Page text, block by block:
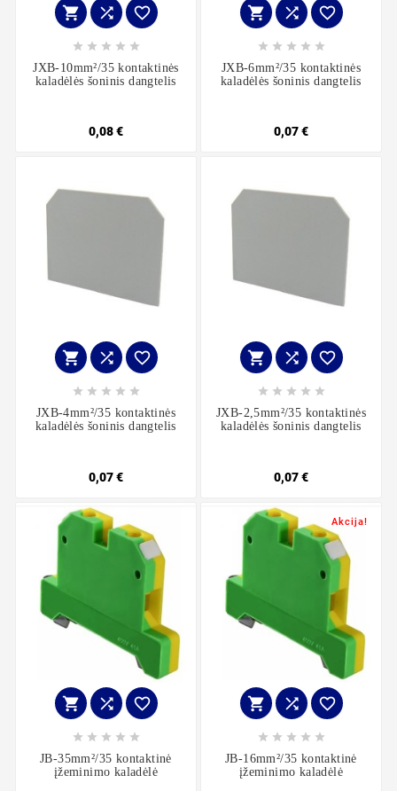
  
    
JXB-10mm²/35 kontaktinės
kaladėlės šoninis dangtelis
0,08 €
  
    
JXB-6mm²/35 kontaktinės
kaladėlės šoninis dangtelis
0,07 €
  
    
JXB-4mm²/35 kontaktinės
kaladėlės šoninis dangtelis
0,07 €
  
    
JXB-2,5mm²/35 kontaktinės
kaladėlės šoninis dangtelis
0,07 €
  
    
JB-35mm²/35 kontaktinė
įžeminimo kaladėlė
Akcija!
  
    
JB-16mm²/35 kontaktinė
įžeminimo kaladėlė